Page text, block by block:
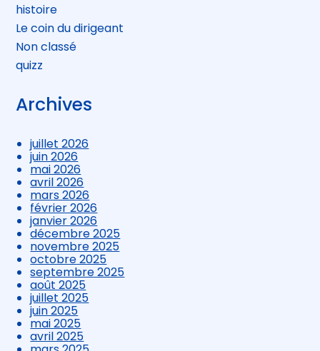
histoire
Le coin du dirigeant
Non classé
quizz
Archives
juillet 2026
juin 2026
mai 2026
avril 2026
mars 2026
février 2026
janvier 2026
décembre 2025
novembre 2025
octobre 2025
septembre 2025
août 2025
juillet 2025
juin 2025
mai 2025
avril 2025